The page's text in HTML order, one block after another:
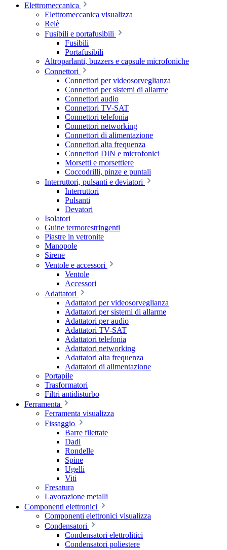
Elettromeccanica
Elettromeccanica visualizza
Relè
Fusibili e portafusibili
Fusibili
Portafusibili
Altroparlanti, buzzers e capsule microfoniche
Connettori
Connettori per videosorveglianza
Connettori per sistemi di allarme
Connettori audio
Connettori TV-SAT
Connettori telefonia
Connettori networking
Connettori di alimentazione
Connettori alta frequenza
Connettori DIN e microfonici
Morsetti e morsettiere
Coccodrilli, pinze e puntali
Interruttori, pulsanti e deviatori
Interruttori
Pulsanti
Devatori
Isolatori
Guine termorestringenti
Piastre in vetronite
Manopole
Sirene
Ventole e accessori
Ventole
Accessori
Adattatori
Adattatori per videosorveglianza
Adattatori per sistemi di allarme
Adattatori per audio
Adattatori TV-SAT
Adattatori telefonia
Adattatori networking
Adattatori alta frequenza
Adattatori di alimentazione
Portapile
Trasformatori
Filtri antidisturbo
Ferramenta
Ferramenta visualizza
Fissaggio
Barre filettate
Dadi
Rondelle
Spine
Ugelli
Viti
Fresatura
Lavorazione metalli
Componenti elettronici
Componenti elettronici visualizza
Condensatori
Condensatori elettrolitici
Condensatori poliestere